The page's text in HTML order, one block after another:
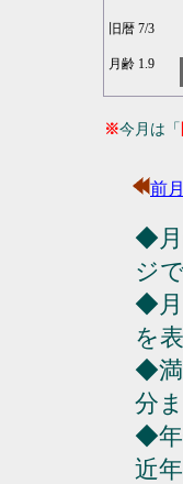
旧暦 7/3
月齢 1.9
※今月は「
前月
◆月
ジ
◆月
を
◆満
分
◆年
近